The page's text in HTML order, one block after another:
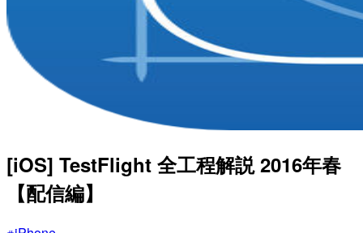
[iOS] TestFlight 全工程解説 2016年春
【配信編】